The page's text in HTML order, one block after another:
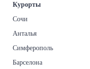
Курорты
Сочи
Анталья
Симферополь
Барселона